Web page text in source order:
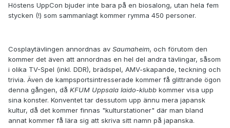
Höstens UppCon bjuder inte bara på en biosalong, utan hela fem
stycken (!) som sammanlagt kommer rymma 450 personer.
Cosplaytävlingen annordnas av Saumaheim, och förutom den
kommer det även att annordnas en hel del andra tävlingar, såsom
i olika TV-Spel (inkl. DDR), brädspel, AMV-skapande, teckning och
trivia. Även de kampsportsintresserade kommer få glittrande ögon
denna gången, då KFUM Uppsala Iaido-klubb kommer visa upp
sina konster. Konventet tar dessutom upp ännu mera japansk
kultur, då det kommer finnas "kulturstationer" där man bland
annat kommer få lära sig att skriva sitt namn på japanska.